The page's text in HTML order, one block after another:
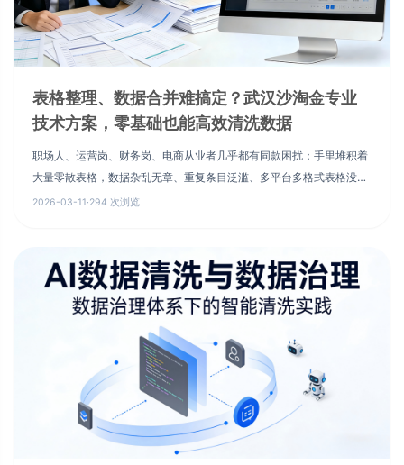
表格整理、数据合并难搞定？武汉沙淘金专业
技术方案，零基础也能高效清洗数据
职场人、运营岗、财务岗、电商从业者几乎都有同款困扰：手里堆积着
大量零散表格，数据杂乱无章、重复条目泛滥、多平台多格式表格没法
快速合并、空白错乱数据拖慢统计进度、格式不统一导致分析卡死……
2026-03-11·294 次浏览